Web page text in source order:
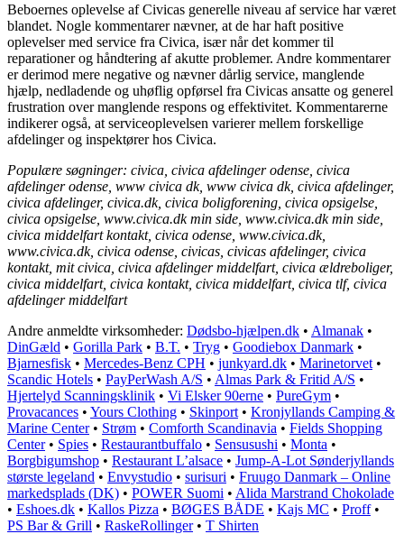
Beboernes oplevelse af Civicas generelle niveau af service har været
blandet. Nogle kommentarer nævner, at de har haft positive
oplevelser med service fra Civica, især når det kommer til
reparationer og håndtering af akutte problemer. Andre kommentarer
er derimod mere negative og nævner dårlig service, manglende
hjælp, nedladende og uhøflig opførsel fra Civicas ansatte og generel
frustration over manglende respons og effektivitet. Kommentarerne
indikerer også, at serviceoplevelsen varierer mellem forskellige
afdelinger og inspektører hos Civica.
Populære søgninger: civica, civica afdelinger odense, civica
afdelinger odense, www civica dk, www civica dk, civica afdelinger,
civica afdelinger, civica.dk, civica boligforening, civica opsigelse,
civica opsigelse, www.civica.dk min side, www.civica.dk min side,
civica middelfart kontakt, civica odense, www.civica.dk,
www.civica.dk, civica odense, civicas, civicas afdelinger, civica
kontakt, mit civica, civica afdelinger middelfart, civica ældreboliger,
civica middelfart, civica kontakt, civica middelfart, civica tlf, civica
afdelinger middelfart
Andre anmeldte virksomheder: Dødsbo-hjælpen.dk • Almanak •
DinGæld • Gorilla Park • B.T. • Tryg • Goodiebox Danmark •
Bjarnesfisk • Mercedes-Benz CPH • junkyard.dk • Marinetorvet •
Scandic Hotels • PayPerWash A/S • Almas Park & Fritid A/S •
Hjertelyd Scanningsklinik • Vi Elsker 90erne • PureGym •
Provacances • Yours Clothing • Skinport • Kronjyllands Camping &
Marine Center• Strøm • Comforth Scandinavia • Fields Shopping
Center• Spies • Restaurantbuffalo • Sensusushi • Monta •
Borgbigumshop • Restaurant L’alsace • Jump-A-Lot Sønderjyllands
største legeland • Envystudio • surisuri • Fruugo Danmark – Online
markedsplads (DK) • POWER Suomi • Alida Marstrand Chokolade
• Eshoes.dk • Kallos Pizza • BØGES BÅDE • Kajs MC • Proff•
PS Bar & Grill • RaskeRollinger• T Shirten